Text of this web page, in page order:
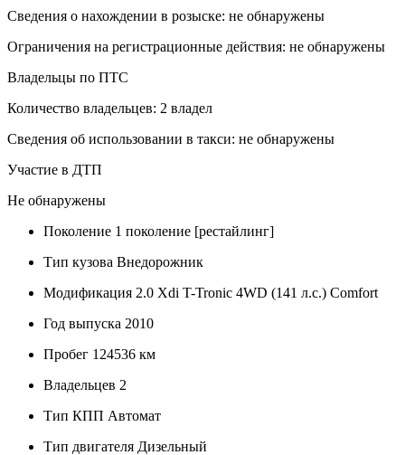
Сведения о нахождении в розыске: не обнаружены
Ограничения на регистрационные действия: не обнаружены
Владельцы по ПТС
Количество владельцев: 2 владел
Сведения об использовании в такси: не обнаружены
Участие в ДТП
Не обнаружены
Поколение 1 поколение [рестайлинг]
Тип кузова Внедорожник
Модификация 2.0 Xdi T-Tronic 4WD (141 л.с.) Comfort
Год выпуска 2010
Пробег 124536 км
Владельцев 2
Тип КПП Автомат
Тип двигателя Дизельный